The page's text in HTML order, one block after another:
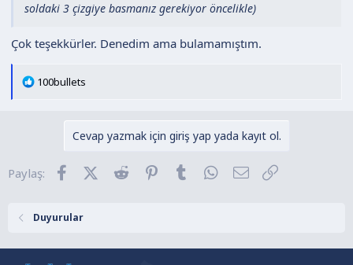
soldaki 3 çizgiye basmanız gerekiyor öncelikle)
Çok teşekkürler. Denedim ama bulamamıştım.
T
e
100bullets
Cevap yazmak için giriş yap yada kayıt ol.
Paylaş: FacebookX (Twitter)
Reddit Pinterest
Tumblr WhatsApp
E-posta
Duyurular